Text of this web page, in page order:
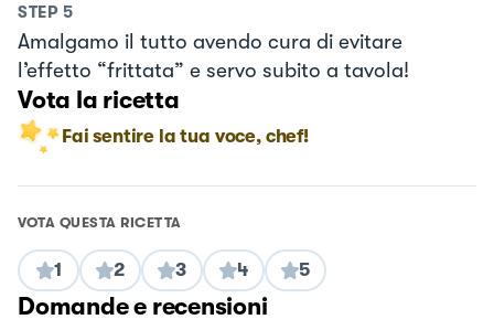
STEP 5
Amalgamo il tutto avendo cura di evitare
l’effetto “frittata” e servo subito a tavola!
Vota la ricetta
Fai sentire la tua voce, chef!
VOTA QUESTA RICETTA
1 2 3 4 5
Domande e recensioni